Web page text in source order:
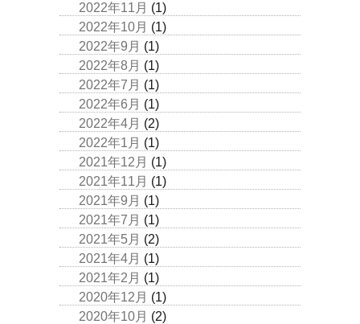
2022年11月 (1)
2022年10月 (1)
2022年9月 (1)
2022年8月 (1)
2022年7月 (1)
2022年6月 (1)
2022年4月 (2)
2022年1月 (1)
2021年12月 (1)
2021年11月 (1)
2021年9月 (1)
2021年7月 (1)
2021年5月 (2)
2021年4月 (1)
2021年2月 (1)
2020年12月 (1)
2020年10月 (2)